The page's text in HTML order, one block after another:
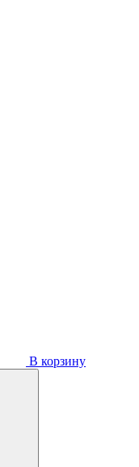
В корзину